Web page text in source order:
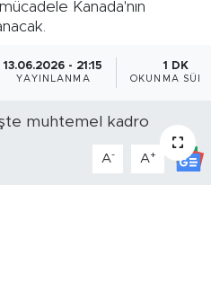
Kanada'nın
13.06.2026 - 21:15
YAYINLANMA
1 DK
OKUNMA
A- A+